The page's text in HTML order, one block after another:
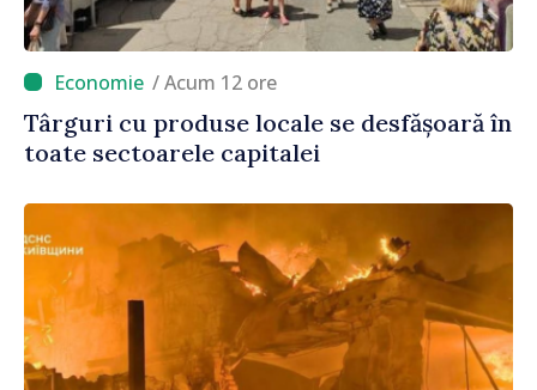
/ Acum 12 ore
Târguri cu produse locale se desfășoară în
toate sectoarele capitalei